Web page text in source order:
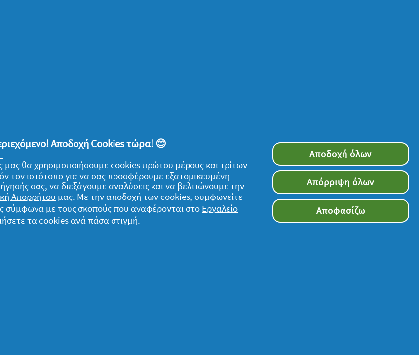
το «κεφάλαιο» γενική
Αρκεί να έχεις «εξοπλιστεί» με
να έχεις προνοήσει να
βήμα και γωνιά-γωνιά, θα τα
να βγεις εκτός προγράμματος!
Αποδοχή Cookies τώρα! 😊
μας θα χρησιμοποιήσουμε cookies πρώτου μέρους και τρίτων
τον ιστότοπο για να σας προσφέρουμε εξατομικευμένη
σας, να διεξάγουμε αναλύσεις και να βελτιώνουμε την
Απορρήτου μας. Με την αποδοχή των cookies, συμφωνείτε
σύμφωνα με τους σκοπούς που αναφέρονται στο Εργαλείο
τα cookies ανά πάσα στιγμή.
Αποδοχή όλων
Απόρριψη όλων
Αποφασίζω